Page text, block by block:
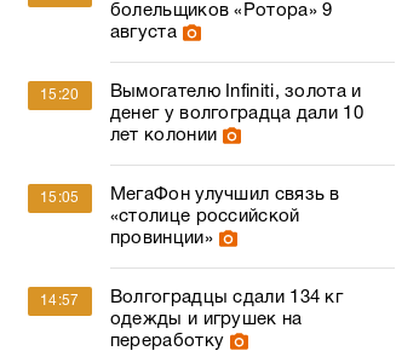
болельщиков «Ротора» 9
августа
15:20
Вымогателю Infiniti, золота и
денег у волгоградца дали 10
лет колонии
15:05
МегаФон улучшил связь в
«столице российской
провинции»
14:57
Волгоградцы сдали 134 кг
одежды и игрушек на
переработку